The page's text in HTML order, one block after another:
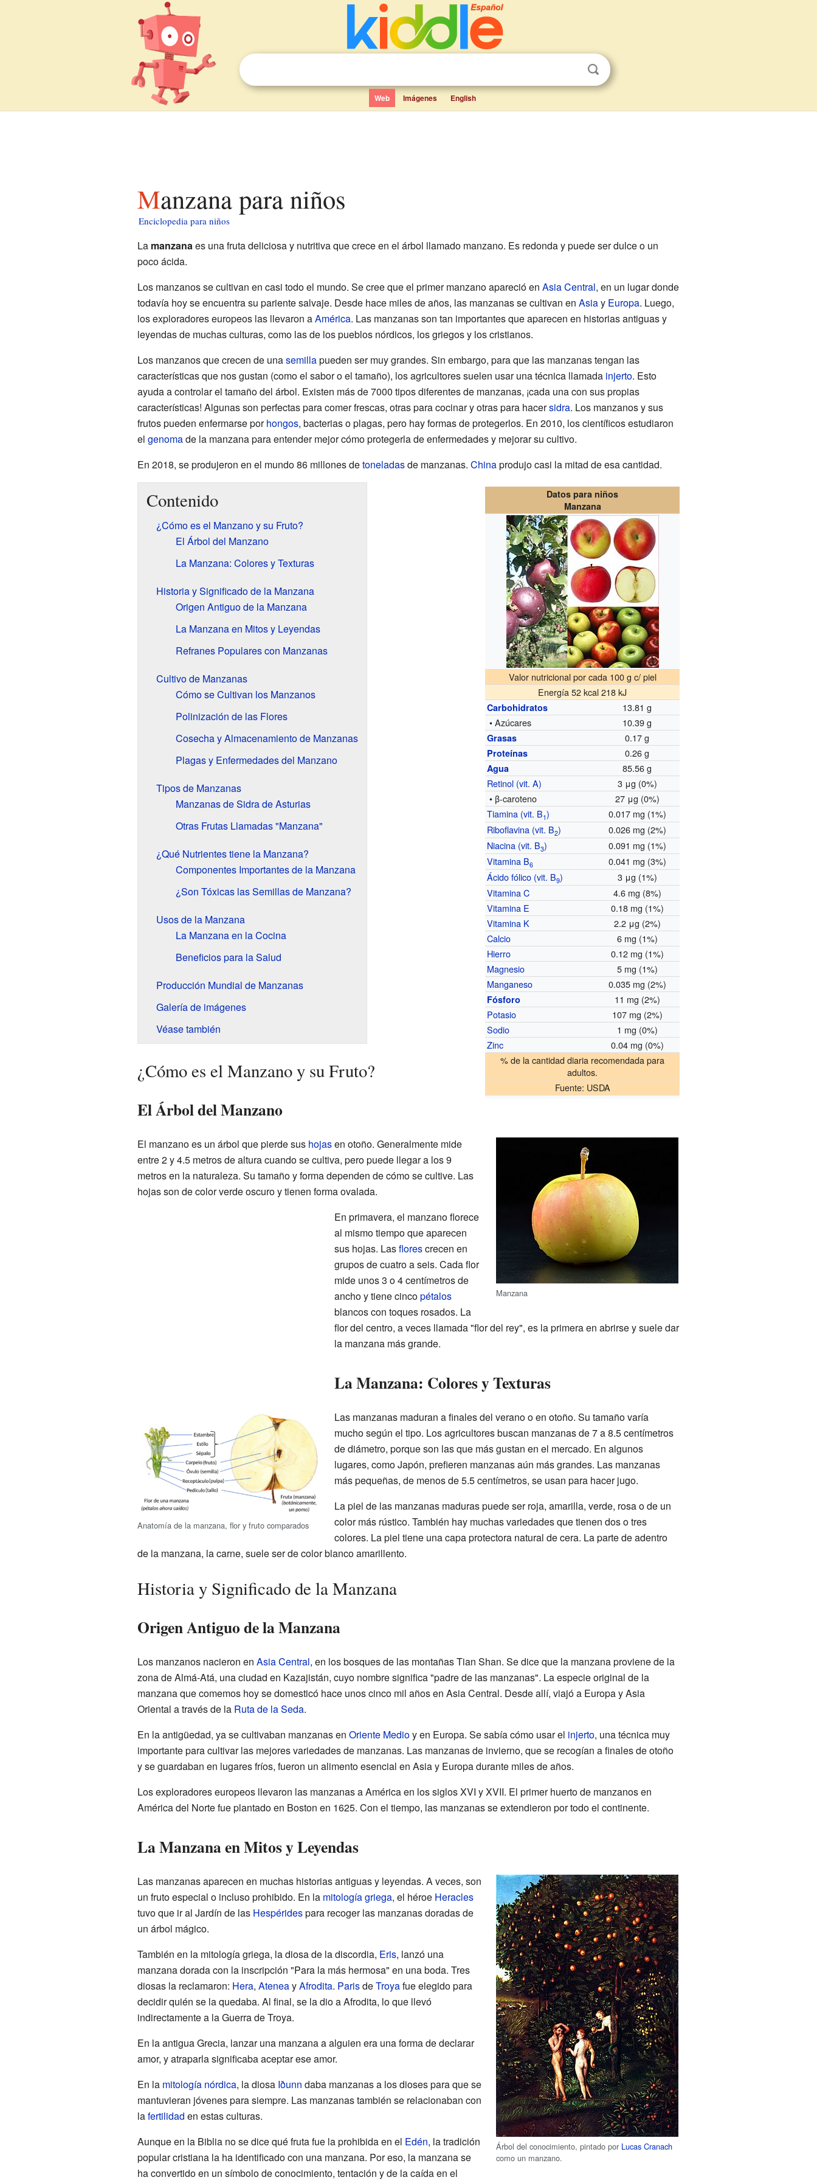
Web Imágenes English
Manzana para niños
Enciclopedia para niños
La manzanaes una fruta deliciosa y nutritiva que crece en el árbol llamado manzano. Es redonda y puede ser dulce o un
poco ácida.
Los manzanos se cultivan en casi todo el mundo. Se cree que el primer manzano apareció en Asia Central, en un lugar donde
todavía hoy se encuentra su pariente salvaje. Desde hace miles de años, las manzanas se cultivan en Asiay Europa. Luego,
los exploradores europeos las llevaron aAmérica. Las manzanas son tan importantes que aparecen en historias antiguas y
leyendas de muchas culturas, como las de los pueblos nórdicos, los griegos y los cristianos.
Los manzanos que crecen de unasemillapueden ser muy grandes. Sin embargo, para que las manzanas tengan las
características que nos gustan (como el sabor o el tamaño), los agricultores suelen usar una técnica llamada injerto. Esto
ayuda a controlar el tamaño del árbol. Existen más de 7000 tipos diferentes de manzanas, ¡cada una con sus propias
características! Algunas son perfectas para comer frescas, otras para cocinar y otras para hacersidra. Los manzanos y sus
frutos pueden enfermarse porhongos, bacterias o plagas, pero hay formas de protegerlos. En 2010, los científicos estudiaron
el genomade la manzana para entender mejor cómo protegerla de enfermedades y mejorar su cultivo.
En 2018, se produjeron en el mundo 86 millones detoneladasde manzanas. Chinaprodujo casi la mitad de esa cantidad.
Datos para niños
Manzana
Valor nutricional por cada 100 g c/ piel
Energía 52 kcal 218 kJ
Carbohidratos
13.81 g
• Azúcares
10.39 g
Grasas 0.17 g
Proteínas 0.26 g
Agua
85.56 g
Retinol (vit. A)
3 μg (0%)
• β-caroteno
27 μg (0%)
Tiamina (vit. B1)
0.017 mg (1%)
Riboflavina (vit. B2)
0.026 mg (2%)
Niacina (vit. B3)
0.091 mg (1%)
Vitamina B6
0.041 mg (3%)
Ácido fólico (vit. B9)
3 μg (1%)
Vitamina C
4.6 mg (8%)
Vitamina E
0.18 mg (1%)
Vitamina K
2.2 μg (2%)
Calcio
6 mg (1%)
Hierro
0.12 mg (1%)
Magnesio
5 mg (1%)
Manganeso
0.035 mg (2%)
Fósforo
11 mg (2%)
Potasio
107 mg (2%)
Sodio
1 mg (0%)
Zinc
0.04 mg (0%)
% de la cantidad diaria recomendada para
adultos.
Fuente: USDA
Contenido
¿Cómo es el Manzano y su Fruto?
El Árbol del Manzano
La Manzana: Colores y Texturas
Historia y Significado de la Manzana
Origen Antiguo de la Manzana
La Manzana en Mitos y Leyendas
Refranes Populares con Manzanas
Cultivo de Manzanas
Cómo se Cultivan los Manzanos
Polinización de las Flores
Cosecha y Almacenamiento de Manzanas
Plagas y Enfermedades del Manzano
Tipos de Manzanas
Manzanas de Sidra de Asturias
Otras Frutas Llamadas "Manzana"
¿Qué Nutrientes tiene la Manzana?
Componentes Importantes de la Manzana
¿Son Tóxicas las Semillas de Manzana?
Usos de la Manzana
La Manzana en la Cocina
Beneficios para la Salud
Producción Mundial de Manzanas
Galería de imágenes
Véase también
¿Cómo es el Manzano y su Fruto?
El Árbol del Manzano
Manzana
El manzano es un árbol que pierde sus hojasen otoño. Generalmente mide
entre 2 y 4.5 metros de altura cuando se cultiva, pero puede llegar a los 9
metros en la naturaleza. Su tamaño y forma dependen de cómo se cultive. Las
hojas son de color verde oscuro y tienen forma ovalada.
En primavera, el manzano florece
al mismo tiempo que aparecen
sus hojas. Lasflorescrecen en
grupos de cuatro a seis. Cada flor
mide unos 3 o 4 centímetros de
ancho y tiene cincopétalos
blancos con toques rosados. La
flor del centro, a veces llamada "flor del rey", es la primera en abrirse y suele dar
la manzana más grande.
La Manzana: Colores y Texturas
Anatomía de la manzana, flor y fruto comparados
Las manzanas maduran a finales del verano o en otoño. Su tamaño varía
mucho según el tipo. Los agricultores buscan manzanas de 7 a 8.5 centímetros
de diámetro, porque son las que más gustan en el mercado. En algunos
lugares, como Japón, prefieren manzanas aún más grandes. Las manzanas
más pequeñas, de menos de 5.5 centímetros, se usan para hacer jugo.
La piel de las manzanas maduras puede ser roja, amarilla, verde, rosa o de un
color más rústico. También hay muchas variedades que tienen dos o tres
colores. La piel tiene una capa protectora natural de cera. La parte de adentro
de la manzana, la carne, suele ser de color blanco amarillento.
Historia y Significado de la Manzana
Origen Antiguo de la Manzana
Los manzanos nacieron en Asia Central, en los bosques de las montañas Tian Shan. Se dice que la manzana proviene de la
zona de Almá-Atá, una ciudad en Kazajistán, cuyo nombre significa "padre de las manzanas". La especie original de la
manzana que comemos hoy se domesticó hace unos cinco mil años en Asia Central. Desde allí, viajó a Europa y Asia
Oriental a través de la Ruta de la Seda.
En la antigüedad, ya se cultivaban manzanas en Oriente Medioy en Europa. Se sabía cómo usar el injerto, una técnica muy
importante para cultivar las mejores variedades de manzanas. Las manzanas de invierno, que se recogían a finales de otoño
y se guardaban en lugares fríos, fueron un alimento esencial en Asia y Europa durante miles de años.
Los exploradores europeos llevaron las manzanas a América en los siglos XVI y XVII. El primer huerto de manzanos en
América del Norte fue plantado en Boston en 1625. Con el tiempo, las manzanas se extendieron por todo el continente.
La Manzana en Mitos y Leyendas
Árbol del conocimiento, pintado por Lucas Cranach
como un manzano.
Las manzanas aparecen en muchas historias antiguas y leyendas. A veces, son
un fruto especial o incluso prohibido. En la mitología griega, el héroe Heracles
tuvo que ir al Jardín de las Hespéridespara recoger las manzanas doradas de
un árbol mágico.
También en la mitología griega, la diosa de la discordia, Eris, lanzó una
manzana dorada con la inscripción "Para la más hermosa" en una boda. Tres
diosas la reclamaron: Hera, AteneayAfrodita. ParisdeTroyafue elegido para
decidir quién se la quedaba. Al final, se la dio a Afrodita, lo que llevó
indirectamente a la Guerra de Troya.
En la antigua Grecia, lanzar una manzana a alguien era una forma de declarar
amor, y atraparla significaba aceptar ese amor.
En la mitología nórdica, la diosa Iðunn daba manzanas a los dioses para que se
mantuvieran jóvenes para siempre. Las manzanas también se relacionaban con
lafertilidad en estas culturas.
Aunque en la Biblia no se dice qué fruta fue la prohibida en el Edén, la tradición
popular cristiana la ha identificado con una manzana. Por eso, la manzana se
ha convertido en un símbolo de conocimiento, tentación y de la caída en el